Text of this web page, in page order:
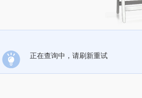
正在查询中，请刷新重试